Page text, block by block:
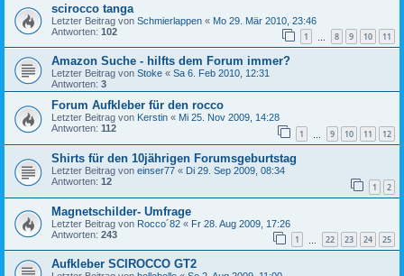
scirocco tanga
Letzter Beitrag von Schmierlappen « Mo 29. Mär 2010, 23:46
Antworten: 102 1 8 9 10 11
Amazon Suche - hilfts dem Forum immer?
Letzter Beitrag von Stoke « Sa 6. Feb 2010, 12:31
Antworten: 3
Forum Aufkleber für den rocco
Letzter Beitrag von Kerstin « Mi 25. Nov 2009, 14:28
Antworten: 112 1 9 10 11 12
Shirts für den 10jährigen Forumsgeburtstag
Letzter Beitrag von einser77 « Di 29. Sep 2009, 08:34
Antworten: 12 1 2
Magnetschilder- Umfrage
Letzter Beitrag von Rocco´82 « Fr 28. Aug 2009, 17:26
Antworten: 243 1 22 23 24 25
Aufkleber SCIROCCO GT2